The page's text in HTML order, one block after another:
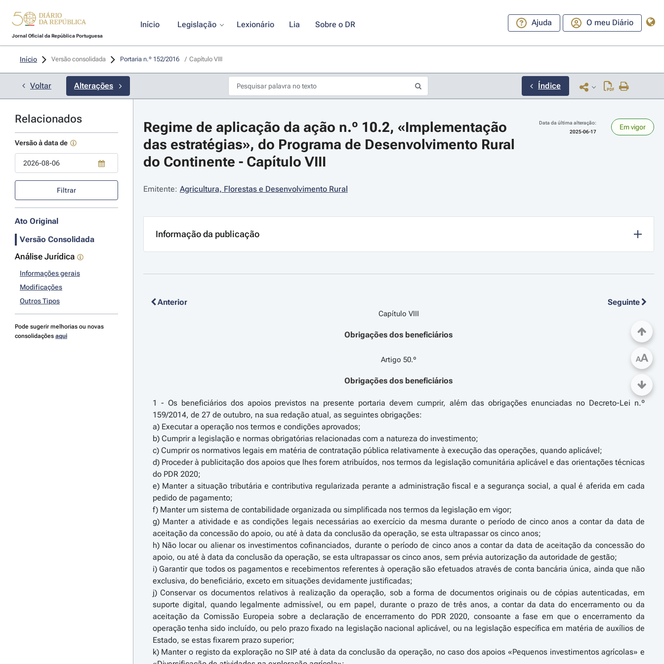
Jornal Oficial da República Portuguesa
Início Legislação Lexionário Lia Sobre o DR Ajuda O meu Diário
Início Versão consolidada Portaria n.º 152/2016 / Capítulo VIII
Voltar Alterações Índice
Relacionados
Versão à data de
Filtrar
Ato Original
Versão Consolidada
Análise Jurídica
Informações gerais
Modificações
Outros Tipos
Pode sugerir melhorias ou novas
consolidações aqui
Regime de aplicação da ação n.º 10.2, «Implementação
das estratégias», do Programa de Desenvolvimento Rural
do Continente - Capítulo VIII
Data da última alteração:
2025-06-17
Em vigor
Emitente: Agricultura, Florestas e Desenvolvimento Rural
Informação da publicação
Anterior Seguinte
Capítulo VIII
Obrigações dos beneficiários
Artigo 50.º
Obrigações dos beneficiários
1 - Os beneficiários dos apoios previstos na presente portaria devem cumprir, além das obrigações enunciadas no Decreto-Lei n.º
159/2014, de 27 de outubro, na sua redação atual, as seguintes obrigações:
a) Executar a operação nos termos e condições aprovados;
b) Cumprir a legislação e normas obrigatórias relacionadas com a natureza do investimento;
c) Cumprir os normativos legais em matéria de contratação pública relativamente à execução das operações, quando aplicável;
d) Proceder à publicitação dos apoios que lhes forem atribuídos, nos termos da legislação comunitária aplicável e das orientações técnicas
do PDR 2020;
e) Manter a situação tributária e contributiva regularizada perante a administração fiscal e a segurança social, a qual é aferida em cada
pedido de pagamento;
f) Manter um sistema de contabilidade organizada ou simplificada nos termos da legislação em vigor;
g) Manter a atividade e as condições legais necessárias ao exercício da mesma durante o período de cinco anos a contar da data de
aceitação da concessão do apoio, ou até à data da conclusão da operação, se esta ultrapassar os cinco anos;
h) Não locar ou alienar os investimentos cofinanciados, durante o período de cinco anos a contar da data de aceitação da concessão do
apoio, ou até à data da conclusão da operação, se esta ultrapassar os cinco anos, sem prévia autorização da autoridade de gestão;
i) Garantir que todos os pagamentos e recebimentos referentes à operação são efetuados através de conta bancária única, ainda que não
exclusiva, do beneficiário, exceto em situações devidamente justificadas;
j) Conservar os documentos relativos à realização da operação, sob a forma de documentos originais ou de cópias autenticadas, em
suporte digital, quando legalmente admissível, ou em papel, durante o prazo de três anos, a contar da data do encerramento ou da
aceitação da Comissão Europeia sobre a declaração de encerramento do PDR 2020, consoante a fase em que o encerramento da
operação tenha sido incluído, ou pelo prazo fixado na legislação nacional aplicável, ou na legislação específica em matéria de auxílios de
Estado, se estas fixarem prazo superior;
k) Manter o registo da exploração no SIP até à data da conclusão da operação, no caso dos apoios «Pequenos investimentos agrícolas» e
AA